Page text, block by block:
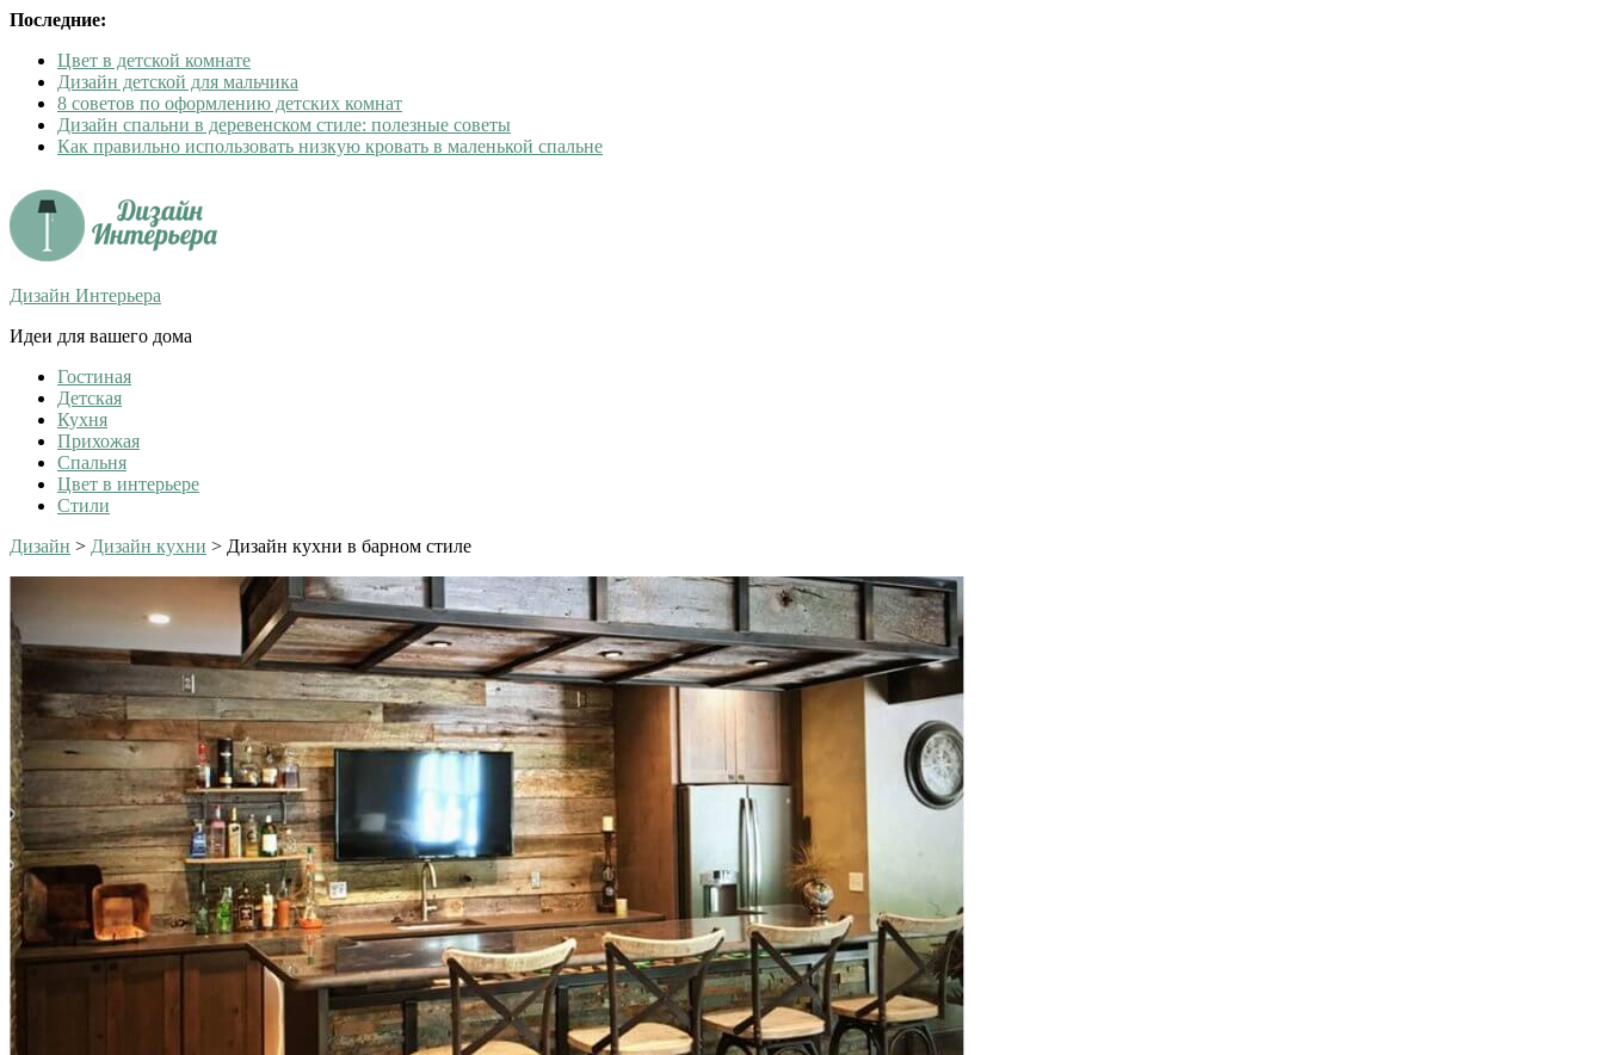
Последние:
Цвет в детской комнате
Дизайн детской для мальчика
8 советов по оформлению детских комнат
Дизайн спальни в деревенском стиле: полезные советы
Как правильно использовать низкую кровать в маленькой спальне
Дизайн Интерьера
Идеи для вашего дома
Гостиная
Детская
Кухня
Прихожая
Спальня
Цвет в интерьере
Стили
Дизайн > Дизайн кухни > Дизайн кухни в барном стиле